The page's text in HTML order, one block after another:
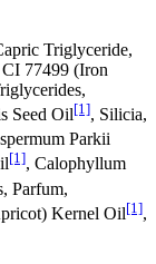
Triglyceride,
77499 (Iron
Seed Oil[1], Silicia,
Parkii
[1], Calophyllum
Parfum,
Kernel Oil[1],